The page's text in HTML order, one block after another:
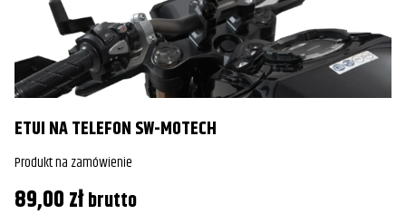
ETUI NA TELEFON SW-MOTECH
Produkt na zamówienie
89,00złbrutto